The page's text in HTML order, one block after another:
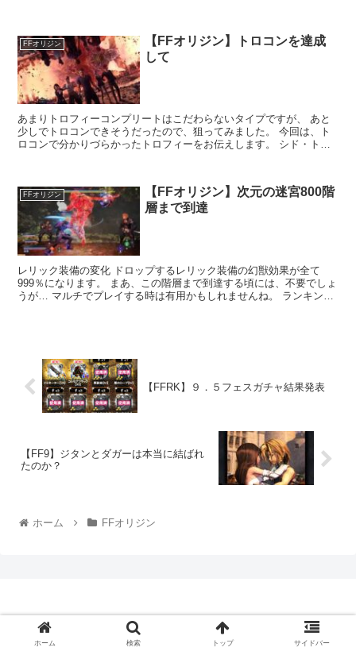
FFオリジン
【FFオリジン】トロコンを達成
して
あまりトロフィーコンプリートはこだわらないタイプですが、 あと
少しでトロコンできそうだったので、狙ってみました。 今回は、ト
ロコンで分かりづらかったトロフィーをお伝えします。 シド・トン
FFオリジン
【FFオリジン】次元の迷宮800階
層まで到達
レリック装備の変化 ドロップするレリック装備の幻獣効果が全て
999％になります。 まあ、この階層まで到達する頃には、不要でしょ
うが… マルチでプレイする時は有用かもしれませんね。 ランキング
【FFRK】９．５フェスガチャ結果発表
【FF9】ジタンとダガーは本当に結ばれ
たのか？
ホーム FFオリジン
ファイナルファンタジーは面白い！
© 2019 ファイナルファンタジーは面白い！.
ホーム 検索 トップ サイドバー